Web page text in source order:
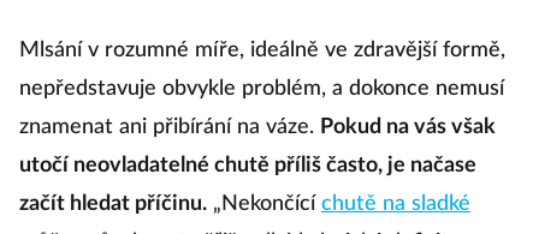
Mlsání v rozumné míře, ideálně ve zdravější formě,
nepředstavuje obvykle problém, a dokonce nemusí
znamenat ani přibírání na váze. Pokud na vás však
utočí neovladatelné chutě příliš často, je načase
začít hledat příčinu. „Nekončící chutě na sladké